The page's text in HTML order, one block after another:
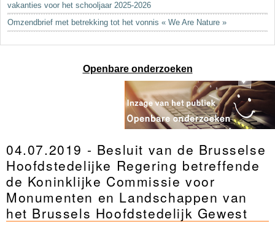
vakanties voor het schooljaar 2025-2026
Omzendbrief met betrekking tot het vonnis « We Are Nature »
Openbare onderzoeken
04.07.2019 - Besluit van de Brusselse
Hoofdstedelijke Regering betreffende
de Koninklijke Commissie voor
Monumenten en Landschappen van
het Brussels Hoofdstedelijk Gewest